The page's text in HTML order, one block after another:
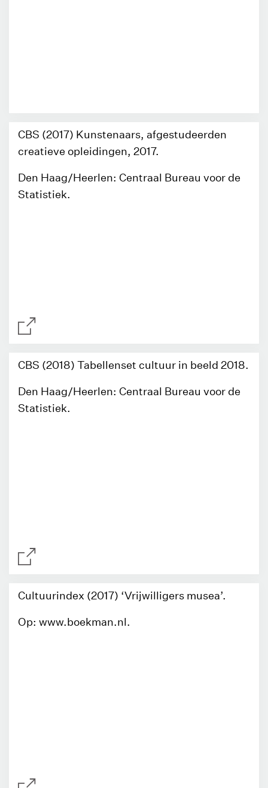
CBS (2017) Kunstenaars, afgestudeerden
creatieve opleidingen, 2017.
Den Haag/Heerlen: Centraal Bureau voor de
Statistiek.
CBS (2018) Tabellenset cultuur in beeld 2018.
Den Haag/Heerlen: Centraal Bureau voor de
Statistiek.
Cultuurindex (2017) ‘Vrijwilligers musea’.
Op: www.boekman.nl.